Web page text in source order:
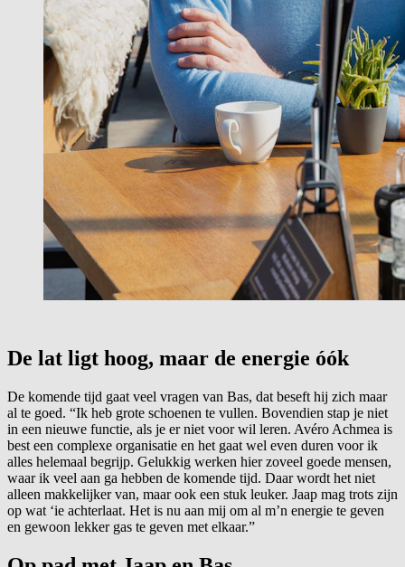
De lat ligt hoog, maar de energie óók
De komende tijd gaat veel vragen van Bas, dat beseft hij zich maar
al te goed. “Ik heb grote schoenen te vullen. Bovendien stap je niet
in een nieuwe functie, als je er niet voor wil leren. Avéro Achmea is
best een complexe organisatie en het gaat wel even duren voor ik
alles helemaal begrijp. Gelukkig werken hier zoveel goede mensen,
waar ik veel aan ga hebben de komende tijd. Daar wordt het niet
alleen makkelijker van, maar ook een stuk leuker. Jaap mag trots zijn
op wat ‘ie achterlaat. Het is nu aan mij om al m’n energie te geven
en gewoon lekker gas te geven met elkaar.”